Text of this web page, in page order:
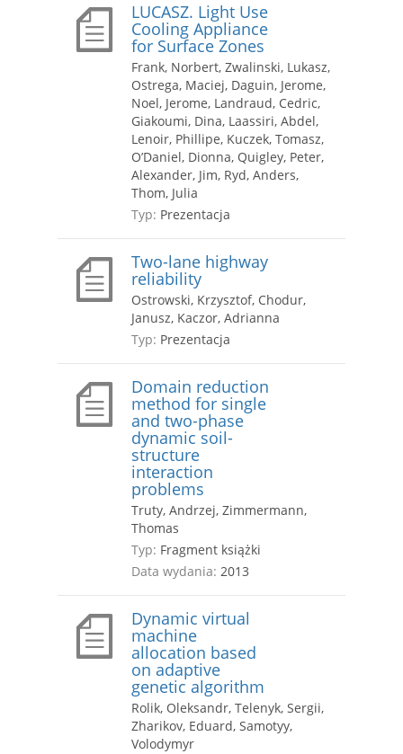
LUCASZ. Light Use
Cooling Appliance
for Surface Zones
Frank, Norbert, Zwalinski, Lukasz,
Ostrega, Maciej, Daguin, Jerome,
Noel, Jerome, Landraud, Cedric,
Giakoumi, Dina, Laassiri, Abdel,
Lenoir, Phillipe, Kuczek, Tomasz,
O’Daniel, Dionna, Quigley, Peter,
Alexander, Jim, Ryd, Anders,
Thom, Julia
Typ: Prezentacja
Two-lane highway
reliability
Ostrowski, Krzysztof, Chodur,
Janusz, Kaczor, Adrianna
Typ: Prezentacja
Domain reduction
method for single
and two-phase
dynamic soil-
structure
interaction
problems
Truty, Andrzej, Zimmermann,
Thomas
Typ: Fragment książki
Data wydania: 2013
Dynamic virtual
machine
allocation based
on adaptive
genetic algorithm
Rolik, Oleksandr, Telenyk, Sergii,
Zharikov, Eduard, Samotyy,
Volodymyr